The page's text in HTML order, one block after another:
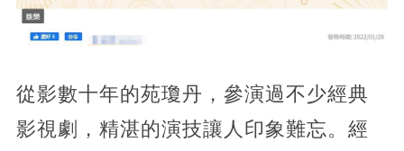
從影數十年的苑瓊丹，參演過不少經典
影視劇，精湛的演技讓人印象難忘。經